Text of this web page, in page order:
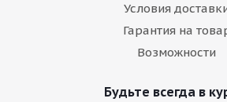
Условия
Гарантия на
Возможности
Будьте всегда в